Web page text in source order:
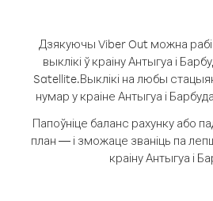
Дзякуючы Viber Out можна
выклікі ў краіну Антыгуа і
Satellite.Выклікі на любы
нумар у краіне Антыгуа і
Папоўніце баланс рахунку або
план — і зможаце званіць па
краіну Антыгуа і